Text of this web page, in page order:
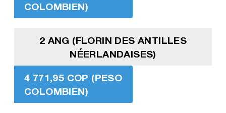
COLOMBIEN)
2 ANG (FLORIN DES ANTILLES
NÉERLANDAISES)
4 771,95 COP (PESO
COLOMBIEN)